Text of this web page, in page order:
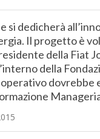
si dedicherà
Il progetto è
della Fiat
della
dovrebbe